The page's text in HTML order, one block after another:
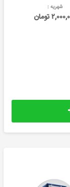
شهریه :
تومان